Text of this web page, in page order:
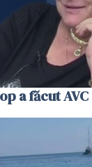
a făcut AVC